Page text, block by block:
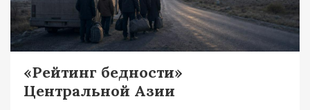
«Рейтинг бедности»
Центральной Азии